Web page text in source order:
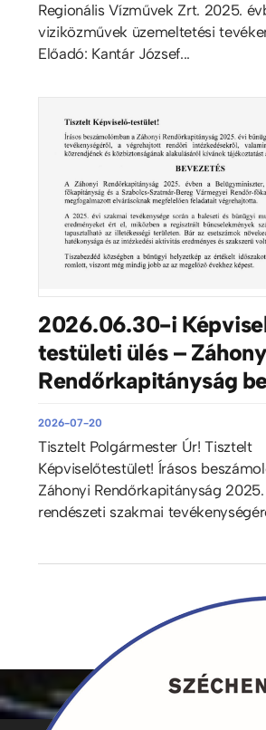
Regionális Vízművek Zrt. 2025.
viziközművek üzemeltetési
Előadó: Kantár József...
2026.06.30-i
testületi ülés –
Rendőrkapitányság
2026-07-20
Tisztelt Polgármester Úr! Tisztelt
Képviselőtestület! Írásos
Záhonyi Rendőrkapitányság
rendészeti szakmai